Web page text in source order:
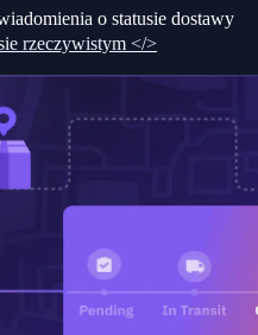
o statusie dostawy
rzeczywistym </>